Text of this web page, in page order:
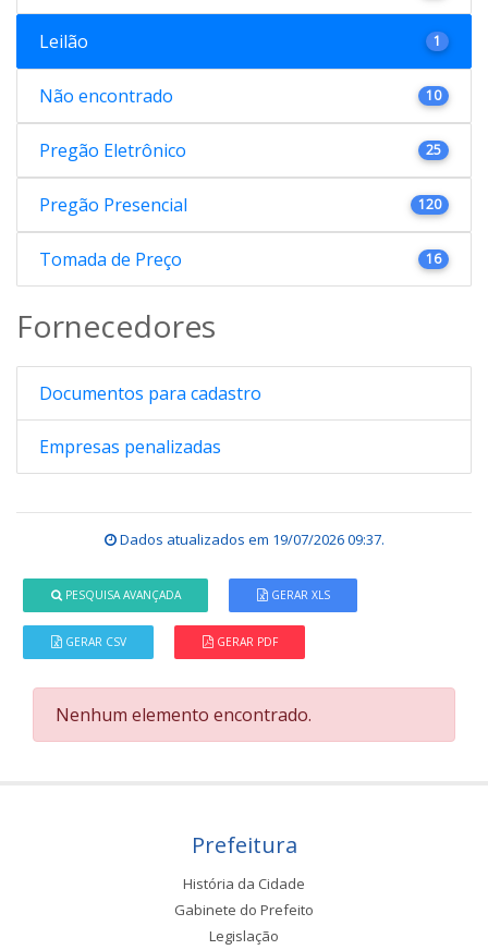
Leilão 1
Não encontrado 10
Pregão Eletrônico 25
Pregão Presencial 120
Tomada de Preço 16
Fornecedores
Documentos para cadastro
Empresas penalizadas
Dados atualizados em 19/07/2026 09:37.
PESQUISA AVANÇADA GERAR XLS
GERAR CSV GERAR PDF
Nenhum elemento encontrado.
Prefeitura
História da Cidade
Gabinete do Prefeito
Legislação